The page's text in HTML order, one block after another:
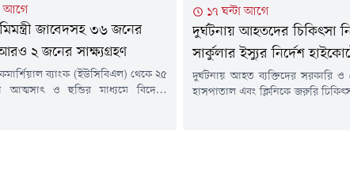
আগে
জাবেদসহ ৩৬ জনের
২ জনের সাক্ষ্যগ্রহণ
ব্যাংক (ইউসিবিএল) থেকে ২৫
আত্মসাৎ ও হুন্ডির মাধ্যমে বিদেশে
১৭ ঘন্টা আগে
দুর্ঘটনায় আহতদের চিকিৎসা
সার্কুলার ইস্যুর নির্দেশ
দুর্ঘটনায় আহত ব্যক্তিদের সরকারি ও
হাসপাতাল এবং ক্লিনিকে জরুরি